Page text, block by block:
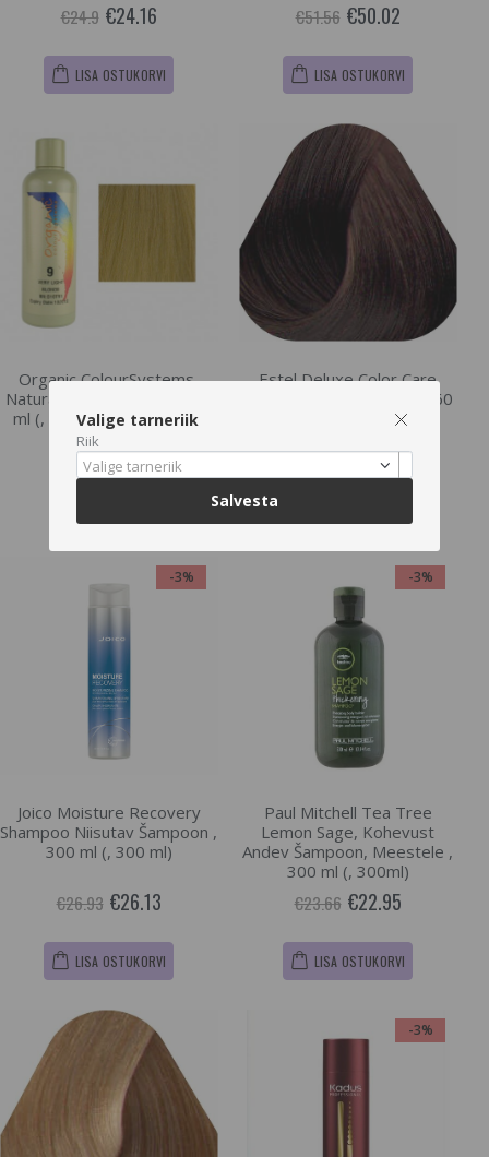
€24.9 €24.16
LISA OSTUKORVI
€51.56 €50.02
LISA OSTUKORVI
Organic ColourSystems,
Naturaalne Püsivärv 9 , 150
ml (, Natural Base, 9 Very
Light Blonde)
Estel Deluxe Color Care
Cream,Kreemvärv 5/67 , 60
-3%
Joico Moisture Recovery
Shampoo Niisutav Šampoon ,
300 ml (, 300 ml)
€26.93 €26.13
LISA OSTUKORVI
-3%
Paul Mitchell Tea Tree
Lemon Sage, Kohevust
Andev Šampoon, Meestele ,
300 ml (, 300ml)
€23.66 €22.95
LISA OSTUKORVI
-3%
Valige tarneriik
Riik
Valige tarneriik
Salvesta